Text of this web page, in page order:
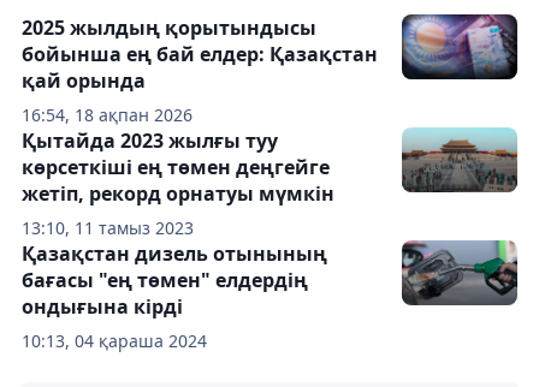
16:54, 18 ақпан 2026
2025 жылдың қорытындысы
бойынша ең бай елдер: Қазақстан
қай орында
13:10, 11 тамыз 2023
Қытайда 2023 жылғы туу
көрсеткіші ең төмен деңгейге
жетіп, рекорд орнатуы мүмкін
10:13, 04 қараша 2024
Қазақстан дизель отынының
бағасы "ең төмен" елдердің
ондығына кірді